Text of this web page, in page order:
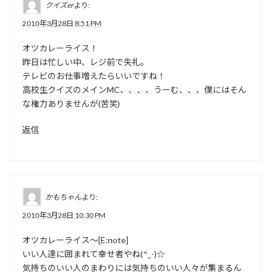
クイズerより:
2010年3月28日 8:51 PM
オツカレーライス！
昨日は忙しい中、レジ前で失礼。
テレビのお仕事増えたらいいですね！
高校生クイズのメインMC、、、、うーむ、、、僕にはそん
な権力ありませんが(苦笑)
返信
かもちゃんより:
2010年3月28日 10:30 PM
オツカレーライス～[E:note]
いい人達に囲まれて幸せ者やね(^_-)☆
気持ちのいい人のまわりには気持ちのいい人々が集まるん